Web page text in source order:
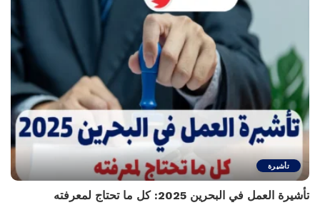
تأشيرة
تأشيرة العمل في البحرين 2025: كل ما تحتاج لمعرفته